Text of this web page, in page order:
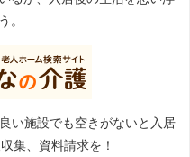
。
い施設でも空きがないと入居
集、資料請求を！